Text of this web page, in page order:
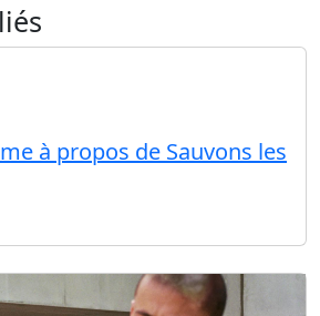
à propos de Sauvons les